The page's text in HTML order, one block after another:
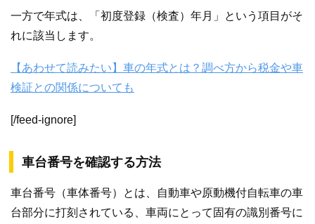
一方で年式は、「初度登録（検査）年月」という項目がそ
れに該当します。
【あわせて読みたい】車の年式とは？調べ方から税金や車
検証との関係についても
[/feed-ignore]
車台番号を確認する方法
車台番号（車体番号）とは、自動車や原動機付自転車の車
台部分に打刻されている、車両にとって固有の識別番号に